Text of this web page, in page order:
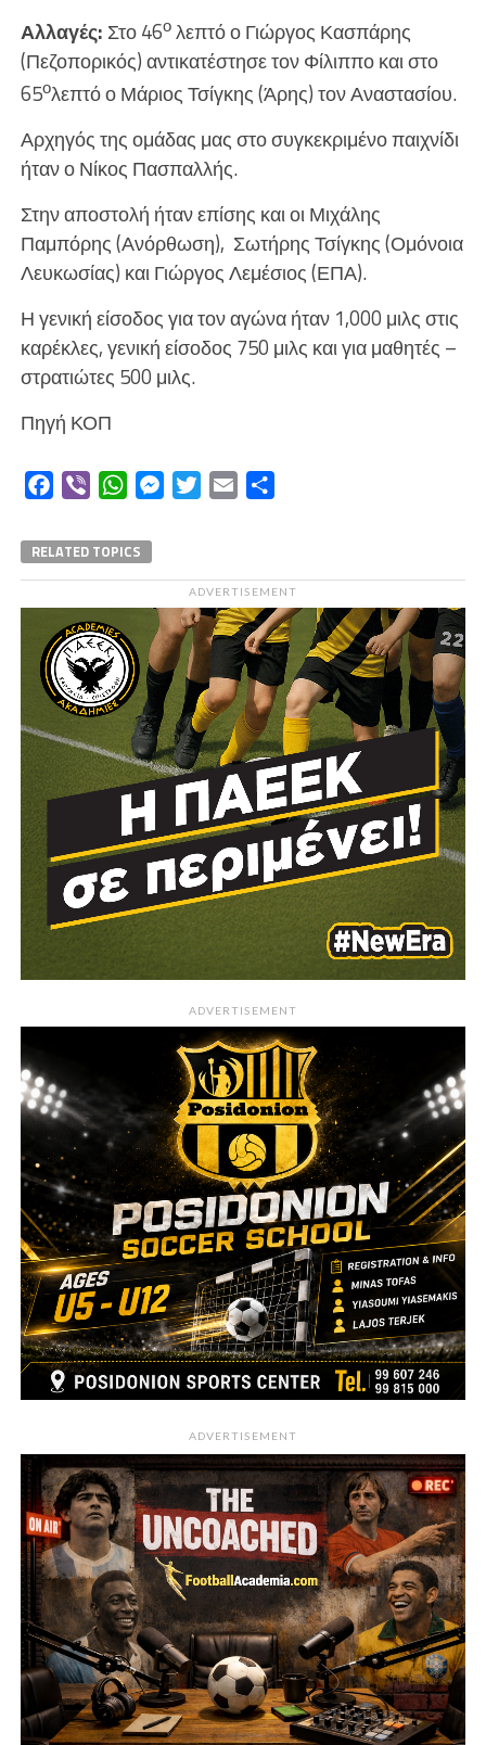
Αλλαγές: Στο 46ολεπτό ο Γιώργος Κασπάρης
(Πεζοπορικός) αντικατέστησε τον Φίλιππο και στο
65ολεπτό ο Μάριος Τσίγκης (Άρης) τον Αναστασίου.
Αρχηγός της ομάδας μας στο συγκεκριμένο παιχνίδι
ήταν ο Νίκος Πασπαλλής.
Στην αποστολή ήταν επίσης και οι Μιχάλης
Παμπόρης (Ανόρθωση), Σωτήρης Τσίγκης (Ομόνοια
Λευκωσίας) και Γιώργος Λεμέσιος (ΕΠΑ).
Η γενική είσοδος για τον αγώνα ήταν 1,000 μιλς στις
καρέκλες, γενική είσοδος 750 μιλς και για μαθητές –
στρατιώτες 500 μιλς.
Πηγή ΚΟΠ
Facebook
Viber WhatsAppMessengerTwitterEmail
RELATED TOPICS
ADVERTISEMENT
ADVERTISEMENT
ADVERTISEMENT